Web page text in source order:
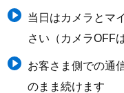
当日はカメラとマ
さい（カメラOFF
お客さま側での通
のまま続けます